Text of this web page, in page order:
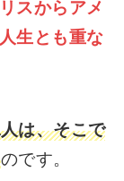
スからアメ
生とも重な
は、そこで
のです。